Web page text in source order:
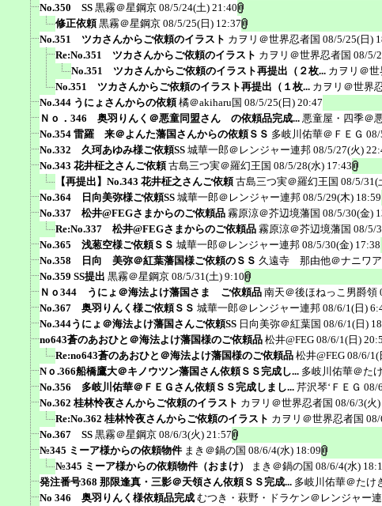
No.350 SS 黒霧＠星鋼京 08/5/24(土) 21:40
修正依頼 黒霧＠星鋼京 08/5/25(日) 12:37
No.351 ツカさんからご依頼のイラスト カヲリ＠世界忍者国 08/5/25(日)
Re:No.351 ツカさんからご依頼のイラスト カヲリ＠世界忍者国 08/5/
No.351 ツカさんからご依頼のイラスト再提出（２枚... カヲリ＠世
No.351 ツカさんからご依頼のイラスト再提出（１枚... カヲリ＠世界
No.344 うにょさんからの依頼 橘＠akiharu国 08/5/25(日) 20:47
Ｎｏ．346 奥羽りんく＠悪童同盟さん の依頼品完成... 悪童屋・四季＠
No.354 雷羅 来＠よんた藩国さんからの依頼ＳＳ 多岐川佑華＠ＦＥＧ 08/
No.332 久珂あゆみ様ご依頼SS 城華一郎＠レンジャー連邦 08/5/27(火)
No.343 花井柾之さんご依頼 古島三つ実＠羅幻王国 08/5/28(水) 17:43
【再提出】No.343 花井柾之さんご依頼 古島三つ実＠羅幻王国 08/5/31(
No.364 日向美弥様ご依頼SS 城華一郎＠レンジャー連邦 08/5/29(木) 18:59
No.337 松井@FEGさまからのご依頼品 霧原涼＠芥辺境藩国 08/5/30(金)
Re:No.337 松井@FEGさまからのご依頼品 霧原涼＠芥辺境藩国 08/5/
No.365 浅葱空様ご依頼ＳＳ 城華一郎＠レンジャー連邦 08/5/30(金) 17:38
No.358 日向 美弥＠紅葉藩国様ご依頼のＳＳ 久遠寺 那由他＠ナニワア
No.359 SS提出 黒霧＠星鋼京 08/5/31(土) 9:10
Ｎｏ344 うにょ＠海法よけ藩国さま ご依頼品 南天＠後ほねっこ男爵領
No.367 奥羽りんく様ご依頼ＳＳ 城華一郎＠レンジャー連邦 08/6/1(日)
No.344うにょ＠海法よけ藩国さんご依頼SS 日向美弥＠紅葉国 08/6/1(日)
no643蒼のあおひと＠海法よけ藩国様のご依頼品 松井@FEG 08/6/1(日)
Re:no643蒼のあおひと＠海法よけ藩国様のご依頼品 松井@FEG 08/6/1(
Nｏ.366船橋鷹大＠キノウツン藩国さん依頼ＳＳ完成し... 多岐川佑華＠た
No.356 多岐川佑華＠ＦＥＧさん依頼ＳＳ完成しまし... 芹沢琴‘ＦＥＧ 08/
No.362 桂林怜夜さんからご依頼のイラスト カヲリ＠世界忍者国 08/6/3(火)
Re:No.362 桂林怜夜さんからご依頼のイラスト カヲリ＠世界忍者国 08/
No.367 SS 黒霧＠星鋼京 08/6/3(火) 21:57
№345 ミーア様からの依頼物件 まき＠鍋の国 08/6/4(水) 18:09
№345 ミーア様からの依頼物件（おまけ）
まき＠鍋の国 08/6/4(水)
発注番号368 那限逢真・三影＠天領さん依頼ＳＳ完成... 多岐川佑華＠たけ
No 346 奥羽りんく様依頼品完成 むつき・萩野・ドラケン＠レンジャー